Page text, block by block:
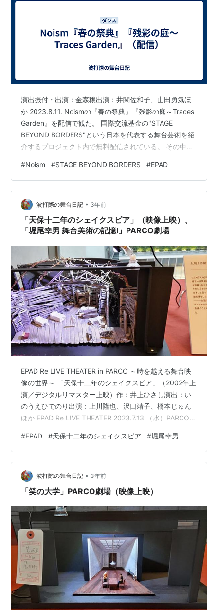
演出振付・出演：金森穣出演：井関佐和子、山田勇気ほ
か 2023.8.11. Noismの『春の祭典』『残影の庭～Traces
Garden』を配信で観た。 国際交流基金の"STAGE
BEYOND BORDERS"という日本を代表する舞台芸術を紹
介するプロジェクト内で無料配信されている。 その中で
援事業）による舞台芸術アーカイブの作品も大量に配信
されていて、こちらはEPADからの作品。 特設サイトはこ
ちら。 stagebb.jpf.go.jp 両作品とも2021に彩の国さい
たま芸術劇場で上演された際の映像で、『春の祭典』が
大ホール、『残影の…
#Noism #STAGE BEYOND BORDERS #EPAD
波打際の舞台日記 • 3年前
「天保十二年のシェイクスピア」（映像上映）、
「堀尾幸男 舞台美術の記憶Ⅰ」PARCO劇場
EPAD Re LIVE THEATER in PARCO ～時を越える舞台映
像の世界～ 「天保十二年のシェイクスピア」（2002年上
演／デジタルリマスター上映）作：井上ひさし演出：い
のうえひでのり出演：上川隆也、沢口靖子、橋本じゅん
ほか EPAD Re LIVE THEATER 2023.7.13.（水）PARCO劇
「EPAD Re LIVE THEATER in PARCO ～時を越える舞台
映像の世界～」という演劇作品の映像をPARCO劇場で上
映するという企画で、チケット手数料以外は無料。 昨日
の「笑の大学」は上映を前提に8K・立体音響で収…
#EPAD #天保十二年のシェイクスピア #堀尾幸男
波打際の舞台日記 • 3年前
「笑の大学」PARCO劇場（映像上映）